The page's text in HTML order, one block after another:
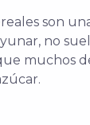
son
no
muchos